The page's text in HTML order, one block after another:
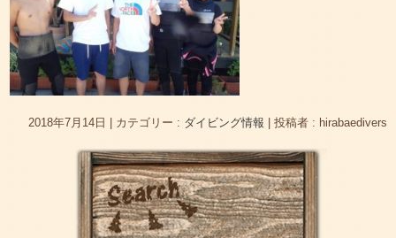
2018年7月14日 | カテゴリー : ダイビング情報 | 投稿者 : hirabaedivers